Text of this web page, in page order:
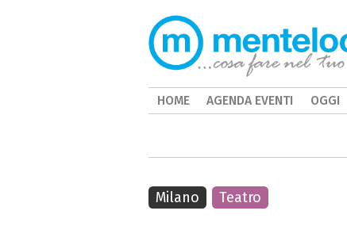
Milano Teatro
HOME AGENDA EVENTI OGGI